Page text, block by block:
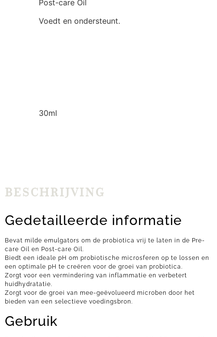
Post-care Oil
Voedt en ondersteunt.
30ml
BESCHRIJVING
Gedetailleerde informatie
Bevat milde emulgators om de probiotica vrij te laten in de Pre-
care Oil en Post-care Oil.
Biedt een ideale pH om probiotische microsferen op te lossen en
een optimale pH te creëren voor de groei van probiotica.
Zorgt voor een vermindering van inflammatie en verbetert
huidhydratatie.
Zorgt voor de groei van mee-geëvolueerd microben door het
bieden van een selectieve voedingsbron.
Gebruik